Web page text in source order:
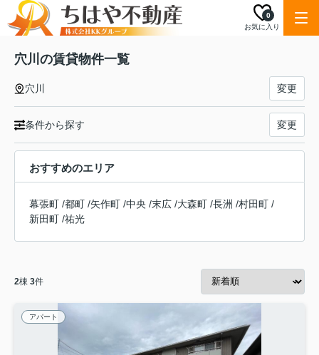
お気に入り
0
穴川の賃貸物件一覧
穴川 変更
条件から探す 変更
おすすめのエリア
幕張町 /都町 /矢作町 /中央 /末広 /大森町 /長洲 /村田町 /
新田町 /祐光
2棟 3件
アパート